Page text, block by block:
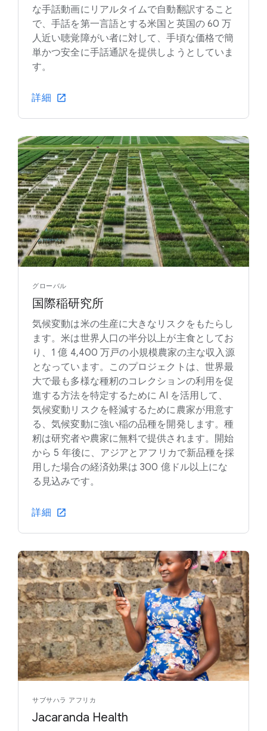
な手話動画にリアルタイムで自動翻訳すること
で、手話を第一言語とする米国と英国の 60 万
人近い聴覚障がい者に対して、手頃な価格で簡
単かつ安全に手話通訳を提供しようとしていま
す。
詳細
グローバル
国際稲研究所
気候変動は米の生産に大きなリスクをもたらし
ます。米は世界人口の半分以上が主食としてお
り、1 億 4,400 万戸の小規模農家の主な収入源
となっています。このプロジェクトは、世界最
大で最も多様な種籾のコレクションの利用を促
進する方法を特定するために AI を活用して、
気候変動リスクを軽減するために農家が用意す
る、気候変動に強い稲の品種を開発します。種
籾は研究者や農家に無料で提供されます。開始
から 5 年後に、アジアとアフリカで新品種を採
用した場合の経済効果は 300 億ドル以上にな
る見込みです。
詳細
サブサハラ アフリカ
Jacaranda Health